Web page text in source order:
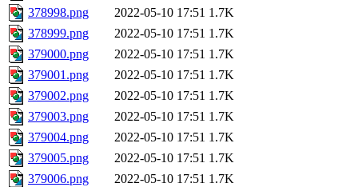
378998.png
2022-05-10 17:51 1.7K
378999.png
2022-05-10 17:51 1.7K
379000.png
2022-05-10 17:51 1.7K
379001.png
2022-05-10 17:51 1.7K
379002.png
2022-05-10 17:51 1.7K
379003.png
2022-05-10 17:51 1.7K
379004.png
2022-05-10 17:51 1.7K
379005.png
2022-05-10 17:51 1.7K
379006.png
2022-05-10 17:51 1.7K